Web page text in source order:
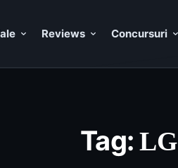
Reviews Concursuri
Tag:LG